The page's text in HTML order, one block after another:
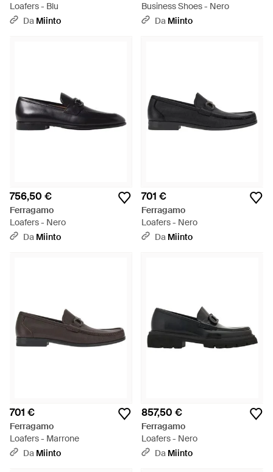
Loafers - Blu
Da Miinto
Business Shoes - Nero
Da Miinto
756,50 €
Ferragamo
Loafers - Nero
Da Miinto
701 €
Ferragamo
Loafers - Nero
Da Miinto
701 €
Ferragamo
Loafers - Marrone
Da Miinto
857,50 €
Ferragamo
Loafers - Nero
Da Miinto